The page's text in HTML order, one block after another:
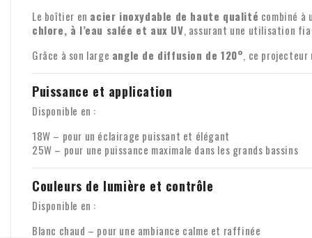
Le boîtier en acier inoxydable de haute qualité combiné à
chlore, à l’eau salée et aux UV, assurant une utilisation
Grâce à son large angle de diffusion de 120°, ce
Puissance et application
Disponible en :
18W – pour un éclairage puissant et élégant
25W – pour une puissance maximale dans les grands bassins
Couleurs de lumière et contrôle
Disponible en :
Blanc chaud – pour une ambiance calme et raffinée